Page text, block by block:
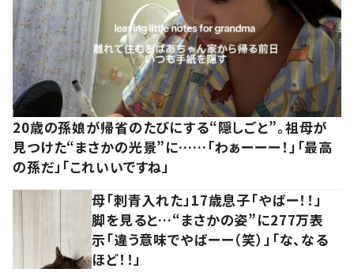
20歳の孫娘が帰省のたびにする“隠しごと”。祖母が
見つけた“まさかの光景”に……「わぁーーー！」「最高
の孫だ」「これいいですね」
母「刺青入れた」17歳息子「やばー！！」
脚を見ると…“まさかの姿”に277万表
示「違う意味でやばーー（笑）」「な、なる
ほど！！」